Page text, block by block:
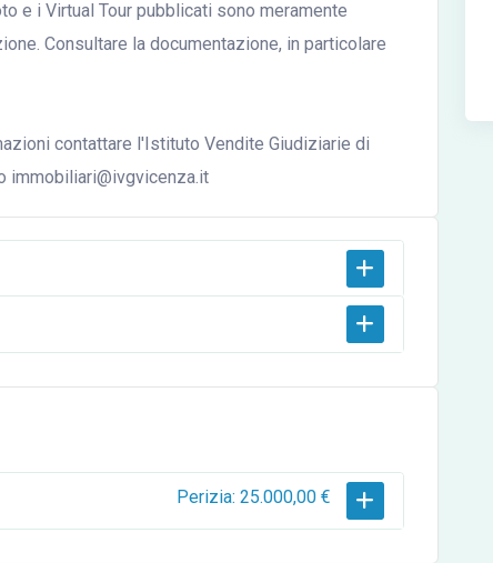
e i Virtual Tour pubblicati sono meramente
Consultare la documentazione, in particolare
contattare l'Istituto Vendite Giudiziarie di
immobiliari@ivgvicenza.it
Perizia: 25.000,00 €